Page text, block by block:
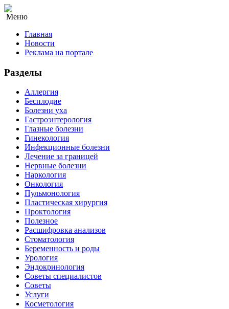
Меню
Главная
Новости
Реклама на портале
Разделы
Аллергия
Бесплодие
Болезни уха
Гастроэнтерология
Глазные болезни
Гинекология
Инфекционные болезни
Лечение за границей
Нервные болезни
Наркология
Онкология
Пульмонология
Пластическая хирургия
Проктология
Полезное
Расшифровка анализов
Стоматология
Беременность и роды
Урология
Эндокринология
Советы специалистов
Советы
Услуги
Косметология